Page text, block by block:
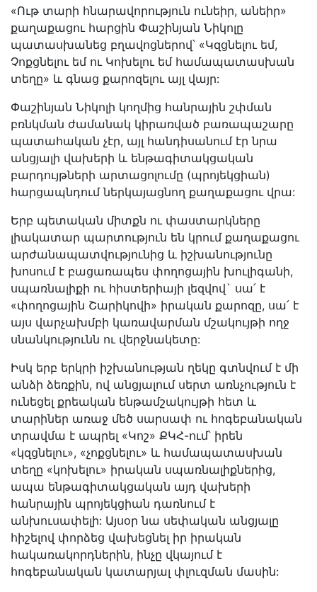
«Ութ տարի հնարավորություն ունեիր, անեիր»
քաղաքացու հարցին Փաշինյան Նիկոլը
պատասխանեց բղավոցներով՝ «Կզցնելու եմ,
Չոքցնելու եմ ու Կոխելու եմ համապատասխան
տեղը» և գնաց քարոզելու այլ վայր:
Փաշինյան Նիկոլի կողմից հանրային շփման
բռնկման ժամանակ կիրառված բառապաշարը
պատահական չէր, այլ հանդիսանում էր նրա
անցյալի վախերի և ենթագիտակցական
բարդույթների արտացոլումը (պրոյեկցիան)
հարցապնդում ներկայացնող քաղաքացու վրա:
Երբ պետական միտքն ու փաստարկները
լիակատար պարտություն են կրում քաղաքացու
արժանապատվությունից և իշխանությունը
խոսում է բացառապես փողոցային խուլիգանի,
սպառնալիքի ու հիստերիայի լեզվով` սա՛ է
«փողոցային Շարիկովի» իրական քարոզը, սա՛ է
այս վարչախմբի կառավարման մշակույթի ողջ
սնանկությունն ու վերջնակետը:
Իսկ երբ երկրի իշխանության ղեկը գտնվում է մի
անձի ձեռքին, ով անցյալում սերտ առնչություն է
ունեցել քրեական ենթամշակույթի հետ և
տարիներ առաջ մեծ սարսափ ու հոգեբանական
տրավմա է ապրել «Կոշ» ՔԿՀ-ում՝ իրեն
«կզցնելու», «չոքցնելու» և համապատասխան
տեղը «կոխելու» իրական սպառնալիքներից,
ապա ենթագիտակցական այդ վախերի
հանրային պրոյեկցիան դառնում է
անխուսափելի: Այսօր նա սեփական անցյալը
հիշելով փորձեց վախեցնել իր իրական
հակառակորդներին, ինչը վկայում է
հոգեբանական կատարյալ փլուզման մասին: